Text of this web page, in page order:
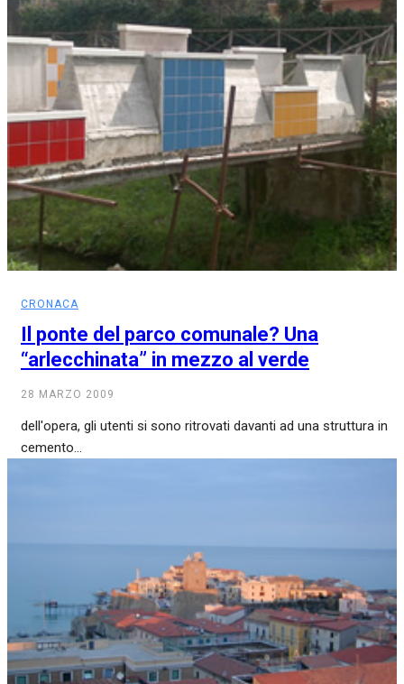
CRONACA
Il ponte del parco comunale? Una
“arlecchinata” in mezzo al verde
28 MARZO 2009
dell'opera, gli utenti si sono ritrovati davanti ad una struttura in
cemento...